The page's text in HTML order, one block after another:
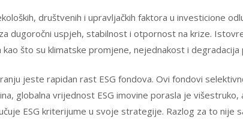
društvenih i upravljačkih faktora u investicione
dugoročni uspjeh, stabilnost i otpornost na krize.
što su klimatske promjene, nejednakost i
jeste rapidan rast ESG fondova. Ovi fondovi
globalna vrijednost ESG imovine porasla je
ESG kriterijume u svoje strategije. Razlog za to nije